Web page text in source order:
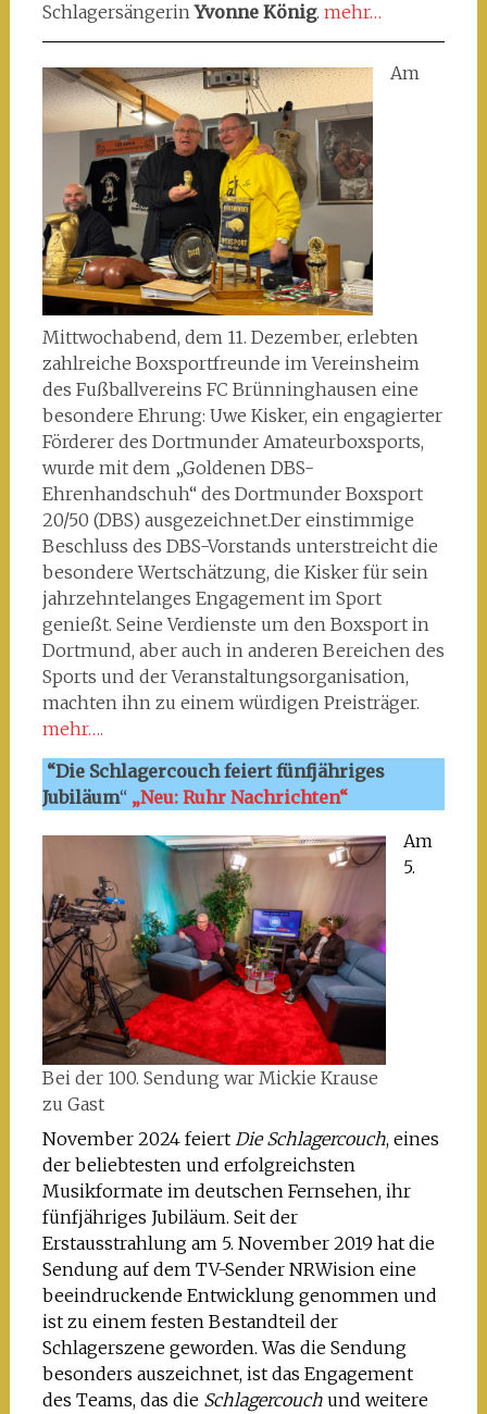
SchlagersängerinYvonne König. mehr…
Am
Mittwochabend, dem 11. Dezember, erlebten
zahlreiche Boxsportfreunde im Vereinsheim
des Fußballvereins FC Brünninghausen eine
besondere Ehrung: Uwe Kisker, ein engagierter
Förderer des Dortmunder Amateurboxsports,
wurde mit dem „Goldenen DBS-
Ehrenhandschuh“ des Dortmunder Boxsport
20/50 (DBS) ausgezeichnet.Der einstimmige
Beschluss des DBS-Vorstands unterstreicht die
besondere Wertschätzung, die Kisker für sein
jahrzehntelanges Engagement im Sport
genießt. Seine Verdienste um den Boxsport in
Dortmund, aber auch in anderen Bereichen des
Sports und der Veranstaltungsorganisation,
machten ihn zu einem würdigen Preisträger.
mehr….
“Die Schlagercouch feiert fünfjähriges
Jubiläum“ „Neu: Ruhr Nachrichten“
Bei der 100. Sendung war Mickie Krause
zu Gast
Am
5.
November 2024 feiert Die Schlagercouch, eines
der beliebtesten und erfolgreichsten
Musikformate im deutschen Fernsehen, ihr
fünfjähriges Jubiläum. Seit der
Erstausstrahlung am 5. November 2019 hat die
Sendung auf dem TV-Sender NRWision eine
beeindruckende Entwicklung genommen und
ist zu einem festen Bestandteil der
Schlagerszene geworden. Was die Sendung
besonders auszeichnet, ist das Engagement
des Teams, das die Schlagercouchund weitere